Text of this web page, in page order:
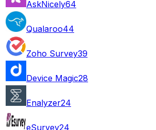
AskNicely64
Qualaroo44
Zoho Survey39
Device Magic28
Enalyzer24
eSurvey24